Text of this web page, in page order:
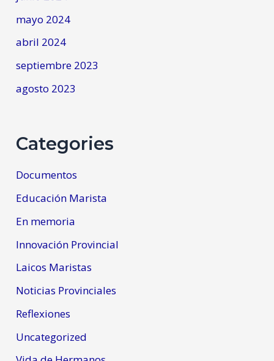
mayo 2024
abril 2024
septiembre 2023
agosto 2023
Categories
Documentos
Educación Marista
En memoria
Innovación Provincial
Laicos Maristas
Noticias Provinciales
Reflexiones
Uncategorized